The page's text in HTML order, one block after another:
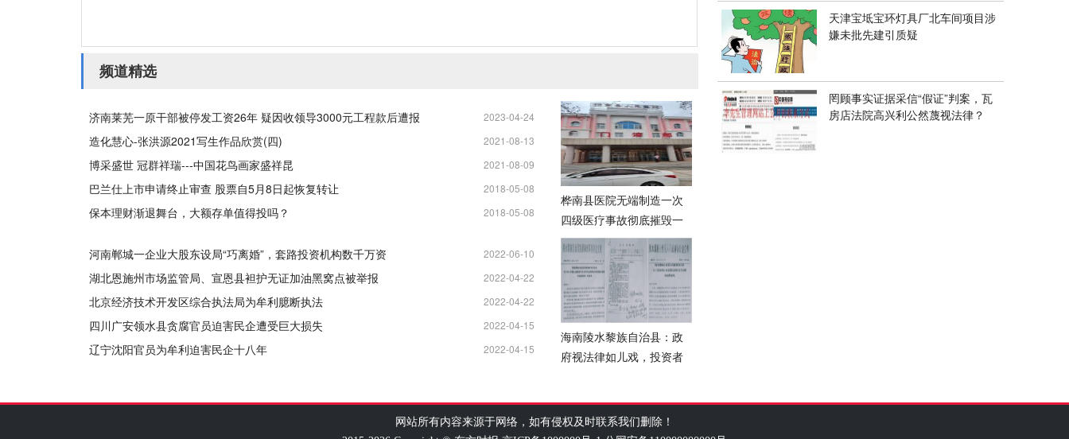
频道精选
济南莱芜一原干部被停发工资26年 疑因收领导3000元工程款后遭报
2023-04-24
11:25:04
造化慧心-张洪源2021写生作品欣赏(四)
2021-08-13
13:34:37
博采盛世 冠群祥瑞---中国花鸟画家盛祥昆
2021-08-09
13:19:58
巴兰仕上市申请终止审查 股票自5月8日起恢复转让
2018-05-08
21:18:18
保本理财渐退舞台，大额存单值得投吗？
2018-05-08
河南郸城一企业大股东设局“巧离婚”，套路投资机构数千万资
2022-06-10
08:20:37
湖北恩施州市场监管局、宣恩县袒护无证加油黑窝点被举报
2022-04-22
11:05:05
北京经济技术开发区综合执法局为牟利臆断执法
2022-04-22
00:11:25
四川广安领水县贪腐官员迫害民企遭受巨大损失
2022-04-15
00:32:23
辽宁沈阳官员为牟利迫害民企十八年
2022-04-15
桦南县医院无端制造一次
四级医疗事故彻底摧毁一
名女企业家
海南陵水黎族自治县：政
府视法律如儿戏，投资者
天津宝坻宝环灯具厂北车间项目涉
嫌未批先建引质疑
罔顾事实证据采信“假证”判案，瓦
房店法院高兴利公然蔑视法律？
网站所有内容来源于网络，如有侵权及时联系我们删除！